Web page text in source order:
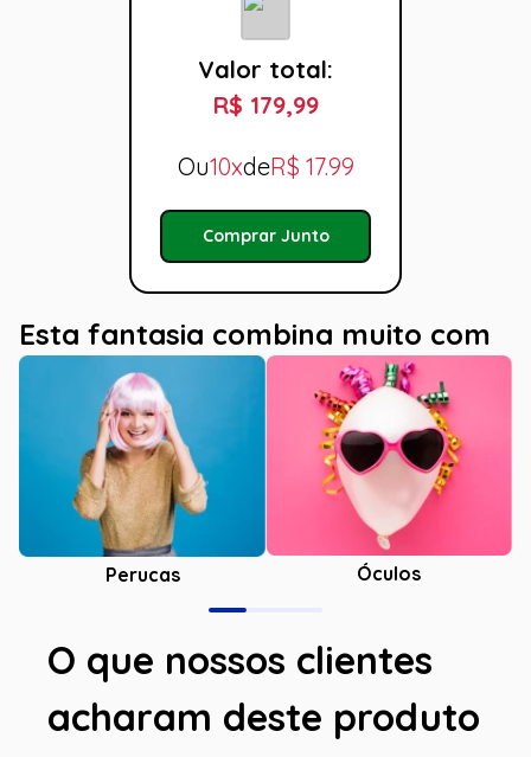
Valor total:
R$ 179,99
Ou10xdeR$ 17.99
Comprar Junto
Esta fantasia combina muito com
Perucas Óculos
O que nossos clientes
acharam deste produto